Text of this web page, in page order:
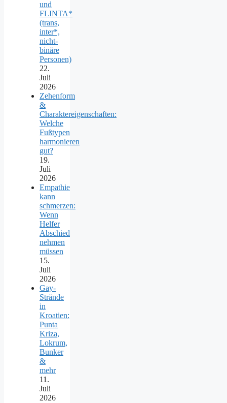
und
FLINTA*
(trans,
inter*,
nicht-
binäre
Personen)
22.
Juli
2026
Zehenform
&
Charaktereigenschaften:
Welche
Fußtypen
harmonieren
gut?
19.
Juli
2026
Empathie
kann
schmerzen:
Wenn
Helfer
Abschied
nehmen
müssen
15.
Juli
2026
Gay-
Strände
in
Kroatien:
Punta
Kriza,
Lokrum,
Bunker
&
mehr
11.
Juli
2026